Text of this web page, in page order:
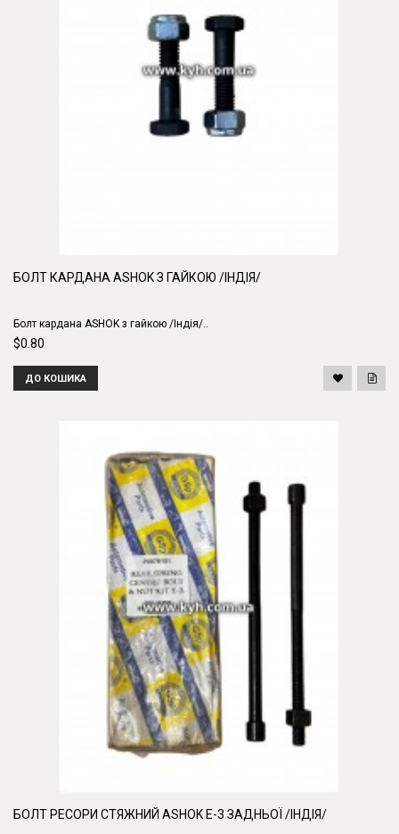
БОЛТ КАРДАНА ASHOK З ГАЙКОЮ /ІНДІЯ/
Болт кардана ASHOK з гайкою /Індія/..
$0.80
ДО КОШИКА
БОЛТ РЕСОРИ СТЯЖНИЙ ASHOK E-3 ЗАДНЬОЇ /ІНДІЯ/